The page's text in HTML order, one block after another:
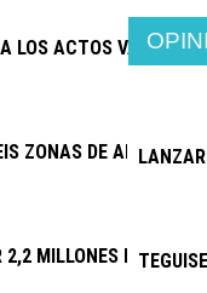
LOS ACTOS
ZONAS DE
MILLONES LAS